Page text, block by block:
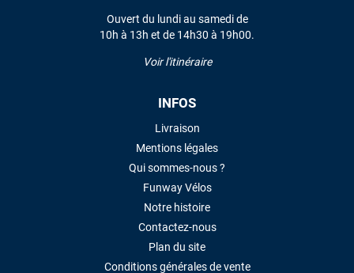
Ouvert du lundi au samedi de
10h à 13h et de 14h30 à 19h00.
Voir l'itinéraire
INFOS
Livraison
Mentions légales
Qui sommes-nous ?
Funway Vélos
Notre histoire
Contactez-nous
Plan du site
Conditions générales de vente